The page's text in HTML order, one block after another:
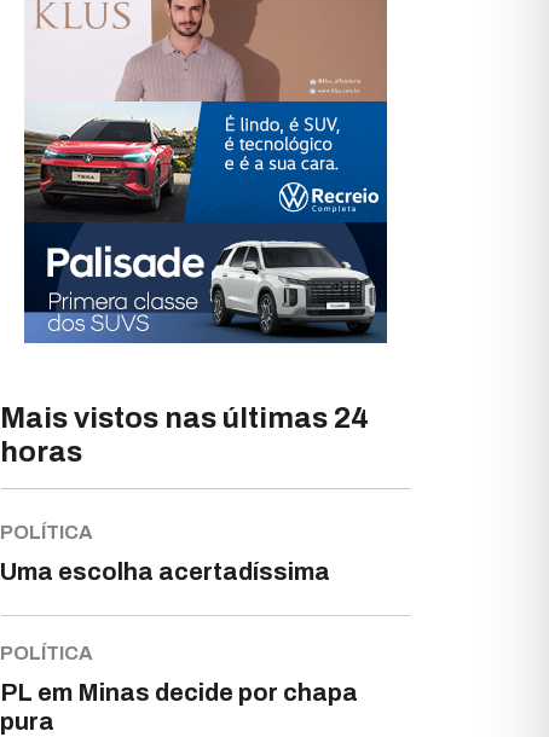
Mais vistos nas últimas 24
horas
POLÍTICA
Uma escolha acertadíssima
POLÍTICA
PL em Minas decide por chapa
pura